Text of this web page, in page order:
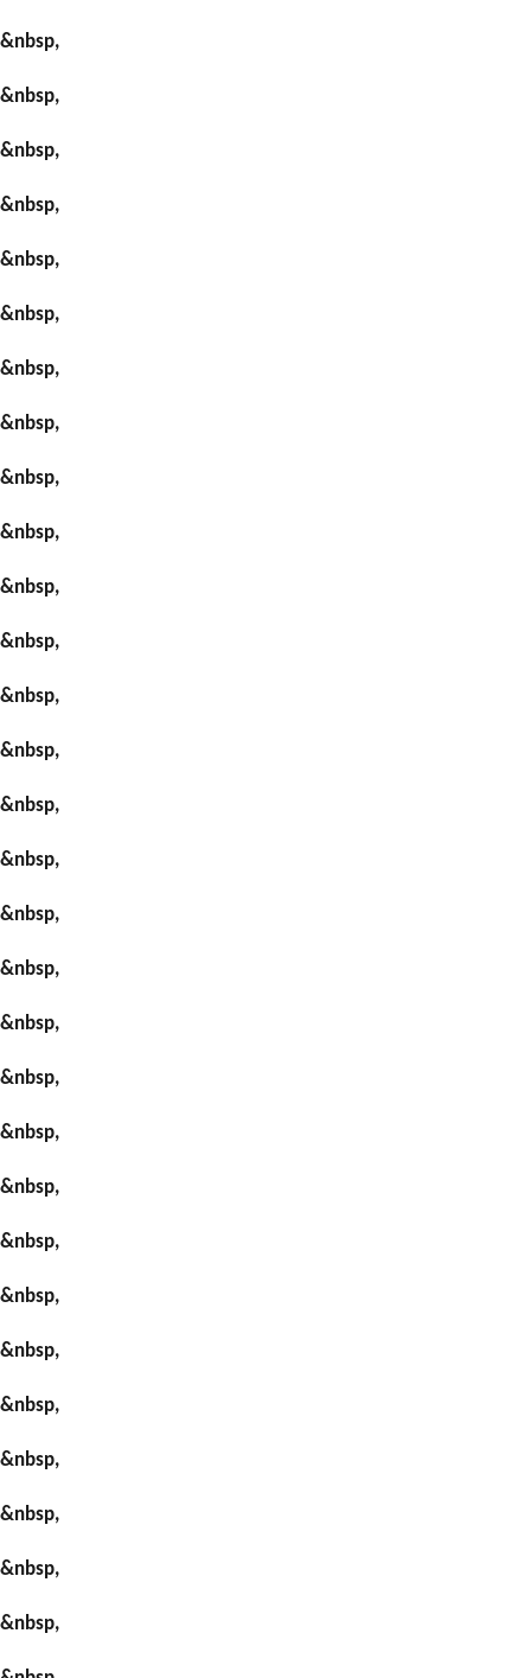
&nbsp,
&nbsp,
&nbsp,
&nbsp,
&nbsp,
&nbsp,
&nbsp,
&nbsp,
&nbsp,
&nbsp,
&nbsp,
&nbsp,
&nbsp,
&nbsp,
&nbsp,
&nbsp,
&nbsp,
&nbsp,
&nbsp,
&nbsp,
&nbsp,
&nbsp,
&nbsp,
&nbsp,
&nbsp,
&nbsp,
&nbsp,
&nbsp,
&nbsp,
&nbsp,